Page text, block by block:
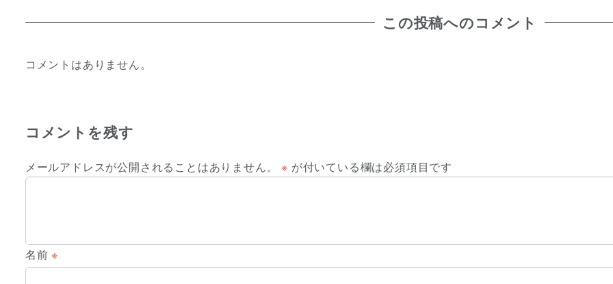
この投稿へのコメント
コメントはありません。
コメントを残す
メールアドレスが公開されることはありません。 ※ が付いている欄は必須項目です
名前※